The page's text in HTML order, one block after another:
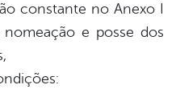
constante no Anexo I
e posse dos